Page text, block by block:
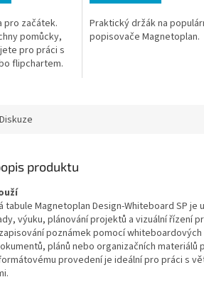
pro začátek.
pomůcky,
pro práci s
flipchartem.
Praktický držák na
popisovače Magnetoplan.
Diskuze
produktu
tabule Magnetoplan Design-Whiteboard SP
výuku, plánování projektů a vizuální řízení
poznámek pomocí
plánů nebo organizačních materiálů
provedení je ideální pro práci s